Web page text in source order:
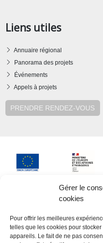
Gérer le
cookies
Pour offrir les meilleures
telles que les cookies pour
appareils. Le fait de ne pas
Liens utiles
Annuaire régional
Panorama des projets
Événements
Appels à projets
PRENDRE RENDEZ-VOUS